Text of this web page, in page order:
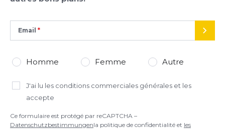
Datenschutzbestimmungen
Email
Homme Femme Autre
J'ai lu les conditions commerciales générales et les
accepte
Ce formulaire est protégé par reCAPTCHA –
Datenschutzbestimmungenla politique de confidentialité et les